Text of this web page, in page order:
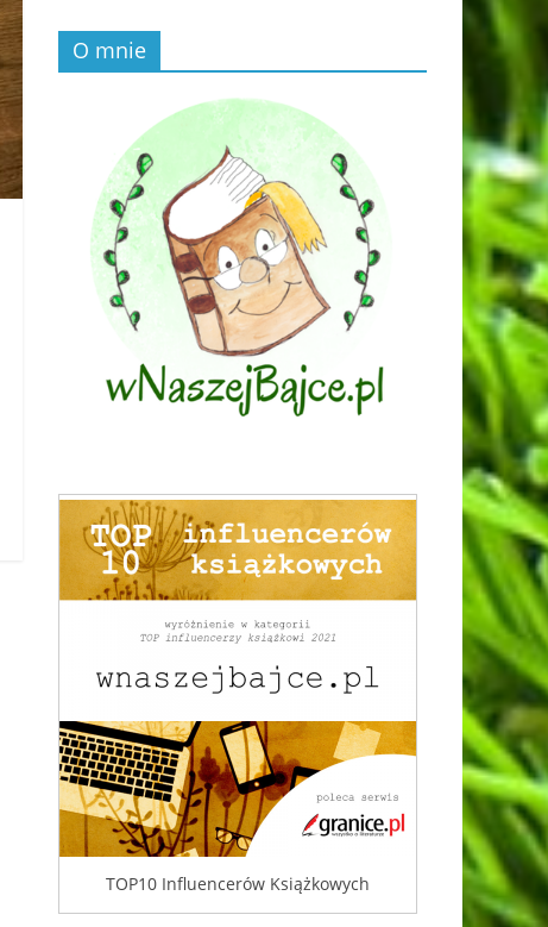
O mnie
TOP10 Influencerów Książkowych